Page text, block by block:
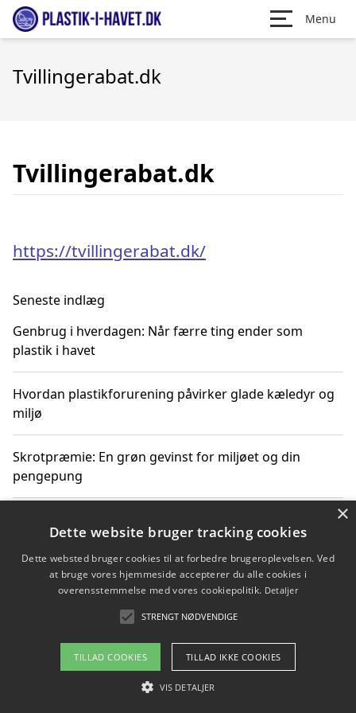
Menu
Tvillingerabat.dk
Tvillingerabat.dk
https://tvillingerabat.dk/
Seneste indlæg
Genbrug i hverdagen: Når færre ting ender som
plastik i havet
Hvordan plastikforurening påvirker glade kæledyr og
miljø
Skrotpræmie: En grøn gevinst for miljøet og din
pengepung
Hvordan blåfade med rist kan hjælpe med at reducere
plastik i havet
Spil kasinospil på et troværdigt online casino: Din
guide til sikker og sjov underholdning
Copyright 2026 - Pilanto Aps
Om / kontakt
×
Dette website bruger tracking cookies
Dette websted bruger cookies til at forbedre brugeroplevelsen. Ved
at bruge vores hjemmeside accepterer du alle cookies i
overensstemmelse med vores cookiepolitik. Detaljer
STRENGT NØDVENDIGE
TILLAD COOKIES TILLAD IKKE COOKIES
VIS DETALJER